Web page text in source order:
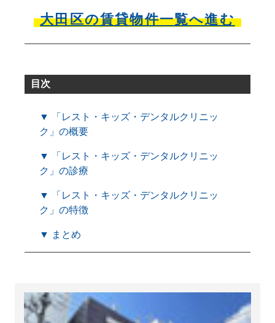
大田区の賃貸物件一覧へ進む
目次
▼ 「レスト・キッズ・デンタルクリニッ
ク」の概要
▼ 「レスト・キッズ・デンタルクリニッ
ク」の診療
▼ 「レスト・キッズ・デンタルクリニッ
ク」の特徴
▼ まとめ